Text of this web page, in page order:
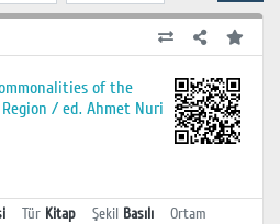
of the
/ ed. Ahmet Nuri
Tür Kitap Şekil Basılı
Ortam